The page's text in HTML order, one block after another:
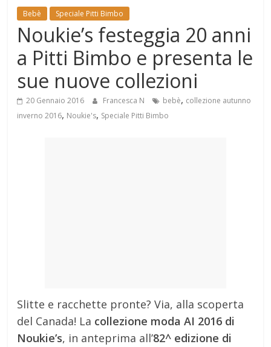
Mondo
Bebè Speciale Pitti Bimbo
Noukie’s festeggia 20 anni
a Pitti Bimbo e presenta le
sue nuove collezioni
20 Gennaio 2016 Francesca N bebè, collezione autunno
inverno 2016, Noukie's, Speciale Pitti Bimbo
Slitte e racchette pronte? Via, alla scoperta
del Canada! La collezione moda AI 2016 di
Noukie’s, in anteprima all’82^ edizione di